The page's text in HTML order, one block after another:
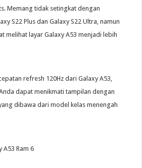
Memang tidak setingkat dengan
S22 Plus dan Galaxy S22 Ultra, namun
melihat layar Galaxy A53 menjadi lebih
refresh 120Hz dari Galaxy A53,
dapat menikmati tampilan dengan
dibawa dari model kelas menengah